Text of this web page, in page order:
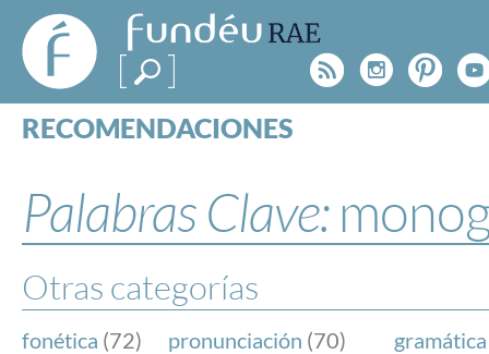
FundéuRAE
- Fundación
del Español
Urgente
Rss
RECOMENDACIONES
ESPECIALES
BLOG
NOTICIAS
SOBRE LA FUNDÉURAE
Palabras Clave:
Otras categorías
fonética (72) pronunciación (70) gramática